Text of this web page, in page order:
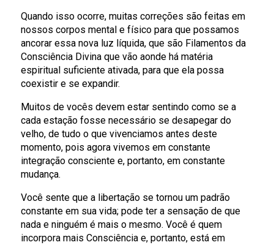
Quando isso ocorre, muitas correções são feitas em
nossos corpos mental e físico para que possamos
ancorar essa nova luz líquida, que são Filamentos da
Consciência Divina que vão aonde há matéria
espiritual suficiente ativada, para que ela possa
coexistir e se expandir.
Muitos de vocês devem estar sentindo como se a
cada estação fosse necessário se desapegar do
velho, de tudo o que vivenciamos antes deste
momento, pois agora vivemos em constante
integração consciente e, portanto, em constante
mudança.
Você sente que a libertação se tornou um padrão
constante em sua vida; pode ter a sensação de que
nada e ninguém é mais o mesmo. Você é quem
incorpora mais Consciência e, portanto, está em